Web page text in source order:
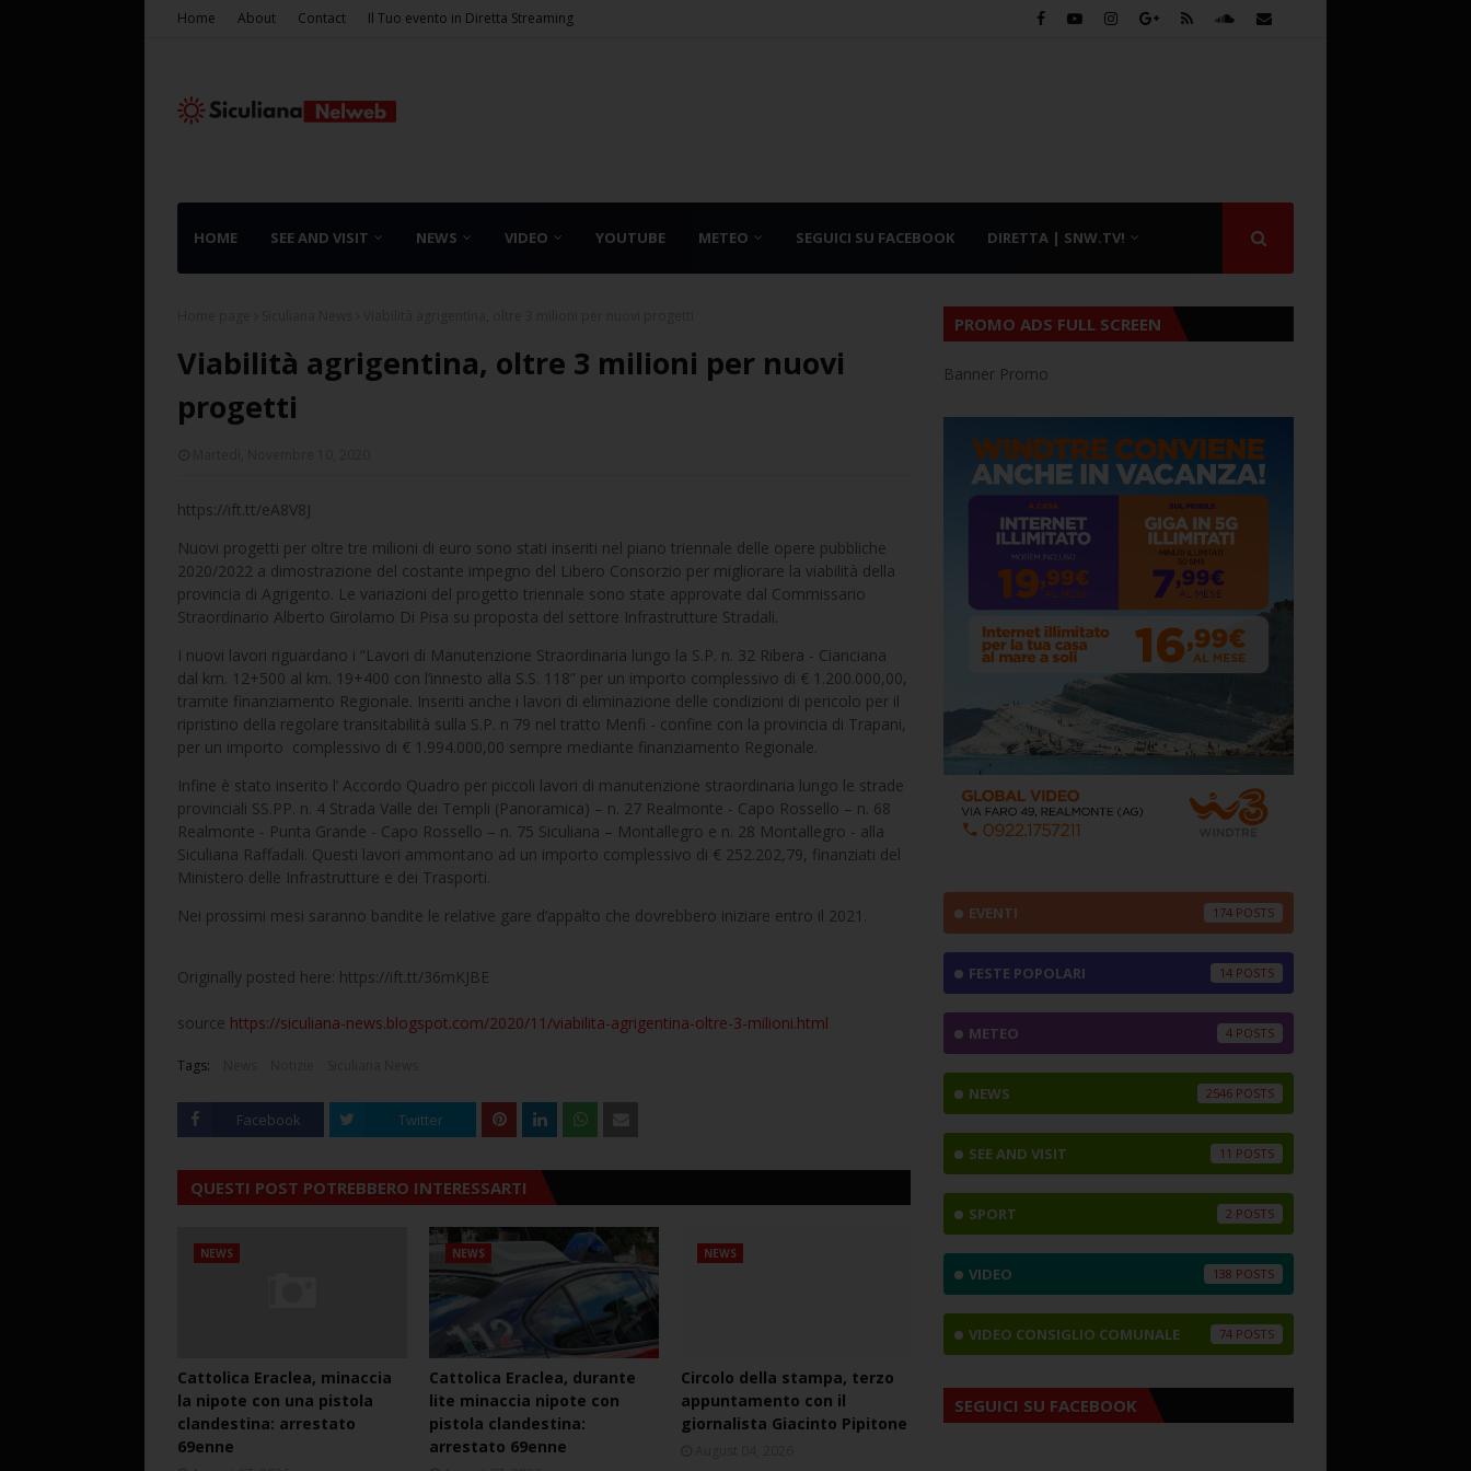
Home About Contact Il Tuo evento in Diretta Streaming
HOME SEE AND VISIT NEWS VIDEO YOUTUBE METEO SEGUICI SU FACEBOOK DIRETTA | SNW.TV!
Viabilità agrigentina, oltre 3 milioni per nuovi
progetti
https://ift.tt/eA8V8J
Nuovi progetti per oltre tre milioni di euro sono stati inseriti nel piano triennale delle opere pubbliche
2020/2022 a dimostrazione del costante impegno del Libero Consorzio per migliorare la viabilità della
provincia di Agrigento. Le variazioni del progetto triennale sono state approvate dal Commissario
Straordinario Alberto Girolamo Di Pisa su proposta del settore Infrastrutture Stradali.
I nuovi lavori riguardano i “Lavori di Manutenzione Straordinaria lungo la S.P. n. 32 Ribera - Cianciana
dal km. 12+500 al km. 19+400 con l’innesto alla S.S. 118” per un importo complessivo di € 1.200.000,00,
tramite finanziamento Regionale. Inseriti anche i lavori di eliminazione delle condizioni di pericolo per il
ripristino della regolare transitabilità sulla S.P. n 79 nel tratto Menfi - confine con la provincia di Trapani,
per un importo complessivo di € 1.994.000,00 sempre mediante finanziamento Regionale.
Infine è stato inserito l’ Accordo Quadro per piccoli lavori di manutenzione straordinaria lungo le strade
provinciali SS.PP. n. 4 Strada Valle dei Templi (Panoramica) – n. 27 Realmonte - Capo Rossello – n. 68
Realmonte - Punta Grande - Capo Rossello – n. 75 Siculiana – Montallegro e n. 28 Montallegro - alla
Siculiana Raffadali. Questi lavori ammontano ad un importo complessivo di € 252.202,79, finanziati del
Ministero delle Infrastrutture e dei Trasporti.
Nei prossimi mesi saranno bandite le relative gare d’appalto che dovrebbero iniziare entro il 2021.
Originally posted here: https://ift.tt/36mKJBE
source https://siculiana-news.blogspot.com/2020/11/viabilita-agrigentina-oltre-3-milioni.html
Tags:
Facebook Twitter
QUESTI POST POTREBBERO INTERESSARTI
NEWS
Cattolica Eraclea, minaccia
la nipote con una pistola
clandestina: arrestato
69enne
NEWS
Cattolica Eraclea, durante
lite minaccia nipote con
pistola clandestina:
arrestato 69enne
NEWS
Circolo della stampa, terzo
appuntamento con il
giornalista Giacinto Pipitone
PROMO ADS FULL SCREEN
Banner Promo
EVENTI 174
FESTE POPOLARI 14
METEO 4
NEWS 2546
SEE AND VISIT 11
SPORT 2
VIDEO 138
VIDEO CONSIGLIO COMUNALE 74
SEGUICI SU FACEBOOK